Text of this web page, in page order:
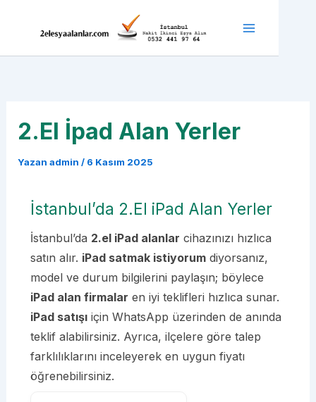
2.El İpad Alan Yerler
Yazan admin / 6 Kasım 2025
İstanbul’da 2.El iPad Alan Yerler
İstanbul’da 2.el iPad alanlar cihazınızı hızlıca
satın alır. iPad satmak istiyorumdiyorsanız,
model ve durum bilgilerini paylaşın; böylece
iPad alan firmalar en iyi teklifleri hızlıca sunar.
iPad satışıiçin WhatsApp üzerinden de anında
teklif alabilirsiniz. Ayrıca, ilçelere göre talep
farklılıklarını inceleyerek en uygun fiyatı
öğrenebilirsiniz.